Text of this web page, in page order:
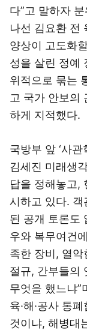
다”고 말하자
나선 김요환 전
양상이 고도화
성을 살린 정예
위적으로 묶는
고 국가 안보의
하게 지적했다.
국방부 앞 ‘사
김세진 미래생
답을 정해놓고,
시하고 있다. 객
된 공개 토론도
우와 복무여건
족한 장비, 열악
절규, 간부들의
무엇을 했느냐”
육·해·공사 통
것이냐, 해병대